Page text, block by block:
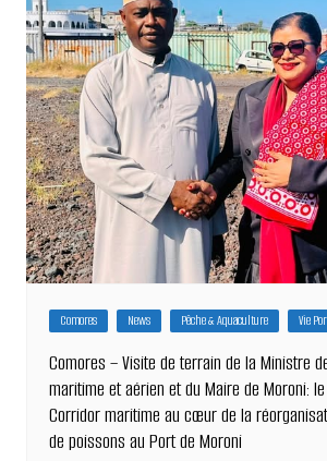
Comores News Pêche & Aquaculture Vie
Comores – Visite de terrain de la Ministre
maritime et aérien et du Maire de Moroni:
Corridor maritime au cœur de la
de poissons au Port de Moroni